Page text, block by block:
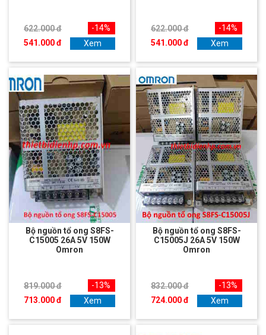
622.000 đ
541.000 đ
-14%
Xem
622.000 đ
541.000 đ
-14%
Xem
Bộ nguồn tổ ong S8FS-
C15005 26A 5V 150W
Omron
819.000 đ
713.000 đ
-13%
Xem
Bộ nguồn tổ ong S8FS-
C15005J 26A 5V 150W
Omron
832.000 đ
724.000 đ
-13%
Xem